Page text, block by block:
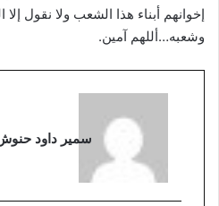
إخوانهم أبناء هذا الشعب ولا نقول
وشعبه…أللهم آمين.
سمير داود